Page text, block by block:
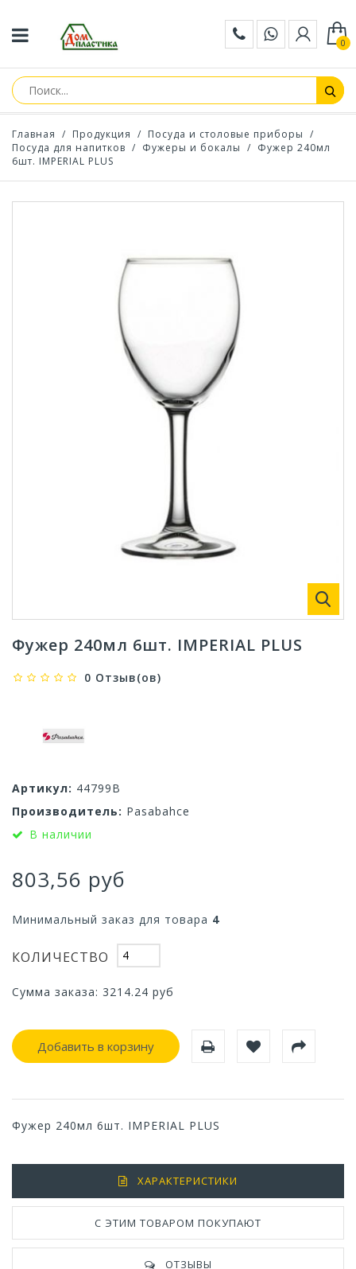
0
Главная / Продукция / Посуда и столовые приборы /
Посуда для напитков / Фужеры и бокалы / Фужер 240мл
6шт. IMPERIAL PLUS
Фужер 240мл 6шт. IMPERIAL PLUS
0 Отзыв(ов)
Артикул: 44799B
Производитель: Pasabahce
В наличии
803,56 руб
Минимальный заказ для товара 4
КОЛИЧЕСТВО
Сумма заказа: 3214.24 руб
Добавить в корзину
Фужер 240мл 6шт. IMPERIAL PLUS
ХАРАКТЕРИСТИКИ
С ЭТИМ ТОВАРОМ ПОКУПАЮТ
ОТЗЫВЫ